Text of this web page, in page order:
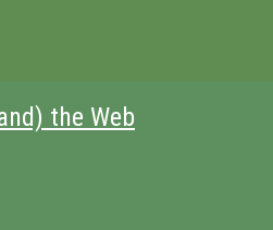
the Web